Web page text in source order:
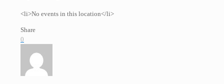
<li>No events in this location</li>
Share
0